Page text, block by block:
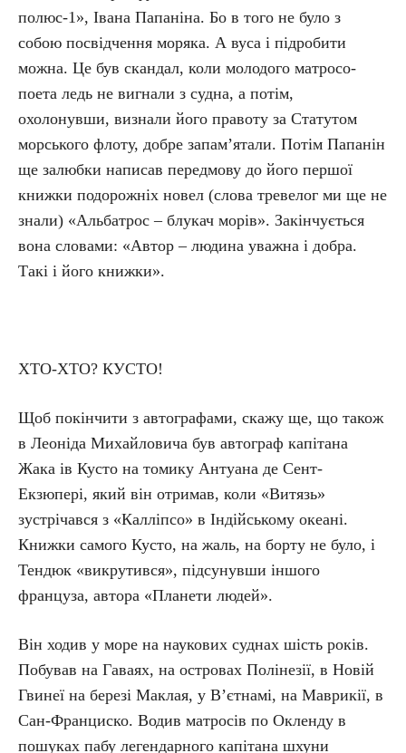
полюс-1», Івана Папаніна. Бо в того не було з
собою посвідчення моряка. А вуса і підробити
можна. Це був скандал, коли молодого матросо-
поета ледь не вигнали з судна, а потім,
охолонувши, визнали його правоту за Статутом
морського флоту, добре запам’ятали. Потім Папанін
ще залюбки написав передмову до його першої
книжки подорожніх новел (слова тревелог ми ще не
знали) «Альбатрос – блукач морів». Закінчується
вона словами: «Автор – людина уважна і добра.
Такі і його книжки».
ХТО-ХТО? КУСТО!
Щоб покінчити з автографами, скажу ще, що також
в Леоніда Михайловича був автограф капітана
Жака ів Кусто на томику Антуана де Сент-
Екзюпері, який він отримав, коли «Витязь»
зустрічався з «Калліпсо» в Індійському океані.
Книжки самого Кусто, на жаль, на борту не було, і
Тендюк «викрутився», підсунувши іншого
француза, автора «Планети людей».
Він ходив у море на наукових суднах шість років.
Побував на Гаваях, на островах Полінезії, в Новій
Гвинеї на березі Маклая, у В’єтнамі, на Маврикії, в
Сан-Франциско. Водив матросів по Окленду в
пошуках пабу легендарного капітана шхуни